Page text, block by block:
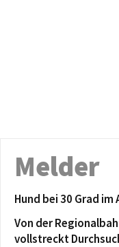
Melder
Hund bei 30 Grad
Von der
vollstreckt